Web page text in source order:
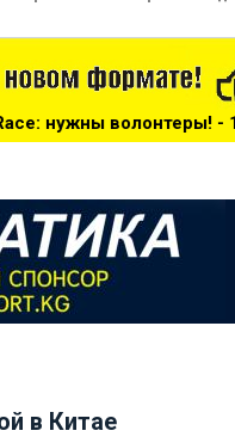
14:25 ***Чемпионат
в Китае